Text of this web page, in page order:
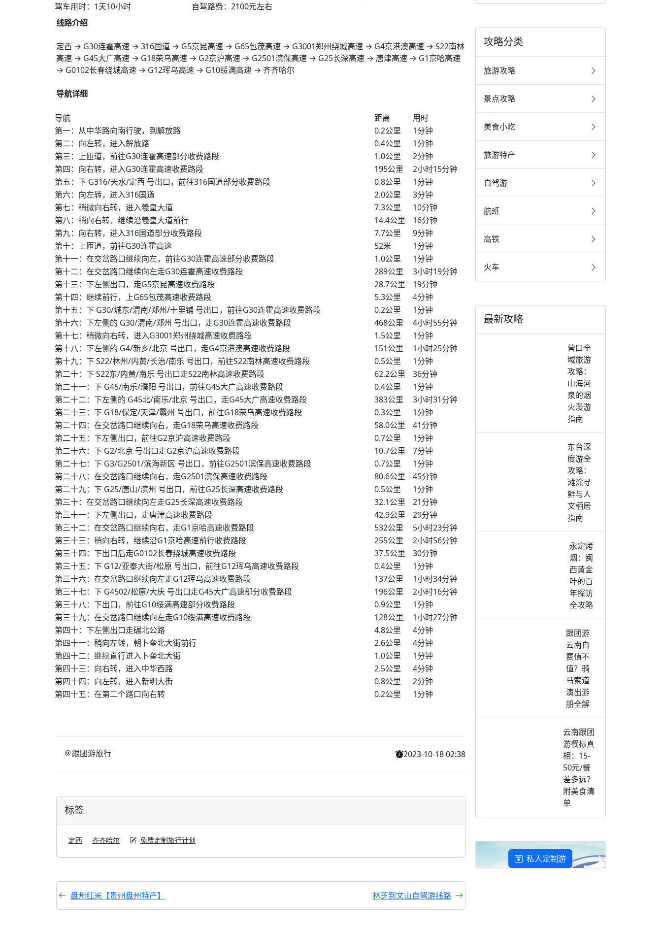
驾车用时：1天10小时
自驾路费：2100元左右
线路介绍
定西 → G30连霍高速 → 316国道 → G5京昆高速 → G65包茂高速 → G3001郑州绕城高速 → G4京港澳高速 → S22南林
高速 → G45大广高速 → G18荣乌高速 → G2京沪高速 → G2501滨保高速 → G25长深高速 → 唐津高速 → G1京哈高速
→ G0102长春绕城高速 → G12珲乌高速 → G10绥满高速 → 齐齐哈尔
导航详细
导航 距离
用时
第一：从中华路向南行驶，到解放路
0.2公里
1分钟
第二：向左转，进入解放路
0.4公里
1分钟
第三：上匝道，前往G30连霍高速部分收费路段
1.0公里
2分钟
第四：向右转，进入G30连霍高速收费路段
195公里
2小时15分钟
第五：下 G316/天水/定西 号出口，前往316国道部分收费路段
0.8公里
1分钟
第六：向左转，进入316国道
2.0公里
3分钟
第七：稍微向右转，进入羲皇大道
7.3公里
10分钟
第八：稍向右转，继续沿羲皇大道前行
14.4公里
16分钟
第九：向右转，进入316国道部分收费路段
7.7公里
9分钟
第十：上匝道，前往G30连霍高速
52米
1分钟
第十一：在交岔路口继续向左，前往G30连霍高速部分收费路段
1.0公里
1分钟
第十二：在交岔路口继续向左走G30连霍高速收费路段
289公里
3小时19分钟
第十三：下左侧出口，走G5京昆高速收费路段
28.7公里
19分钟
第十四：继续前行，上G65包茂高速收费路段
5.3公里
4分钟
第十五：下 G30/城东/渭南/郑州/十里铺 号出口，前往G30连霍高速收费路段
0.2公里
1分钟
第十六：下左侧的 G30/渭南/郑州 号出口，走G30连霍高速收费路段
468公里
4小时55分钟
第十七：稍微向右转，进入G3001郑州绕城高速收费路段
1.5公里
1分钟
第十八：下左侧的 G4/新乡/北京 号出口，走G4京港澳高速收费路段
151公里
1小时25分钟
第十九：下 S22/林州/内黄/长治/南乐 号出口，前往S22南林高速收费路段
0.5公里
1分钟
第二十：下 S22东/内黄/南乐 号出口走S22南林高速收费路段
62.2公里
36分钟
第二十一：下 G45/南乐/濮阳 号出口，前往G45大广高速收费路段
0.4公里
1分钟
第二十二：下左侧的 G45北/南乐/北京 号出口，走G45大广高速收费路段
383公里
3小时31分钟
第二十三：下 G18/保定/天津/霸州 号出口，前往G18荣乌高速收费路段
0.3公里
1分钟
第二十四：在交岔路口继续向右，走G18荣乌高速收费路段
58.0公里
41分钟
第二十五：下左侧出口，前往G2京沪高速收费路段
0.7公里
1分钟
第二十六：下 G2/北京 号出口走G2京沪高速收费路段
10.7公里
7分钟
第二十七：下 G3/G2501/滨海新区 号出口，前往G2501滨保高速收费路段
0.7公里
1分钟
第二十八：在交岔路口继续向右，走G2501滨保高速收费路段
80.6公里
45分钟
第二十九：下 G25/唐山/滨州 号出口，前往G25长深高速收费路段
0.5公里
1分钟
第三十：在交岔路口继续向左走G25长深高速收费路段
32.1公里
21分钟
第三十一：下左侧出口，走唐津高速收费路段
42.9公里
29分钟
第三十二：在交岔路口继续向右，走G1京哈高速收费路段
532公里
5小时23分钟
第三十三：稍向右转，继续沿G1京哈高速前行收费路段
255公里
2小时56分钟
第三十四：下出口后走G0102长春绕城高速收费路段
37.5公里
30分钟
第三十五：下 G12/亚泰大街/松原 号出口，前往G12珲乌高速收费路段
0.4公里
1分钟
第三十六：在交岔路口继续向左走G12珲乌高速收费路段
137公里
1小时34分钟
第三十七：下 G4502/松原/大庆 号出口走G45大广高速部分收费路段
196公里
2小时16分钟
第三十八：下出口，前往G10绥满高速部分收费路段
0.9公里
1分钟
第三十九：在交岔路口继续向左走G10绥满高速收费路段
128公里
1小时27分钟
第四十：下左侧出口走碾北公路
4.8公里
4分钟
第四十一：稍向左转，朝卜奎北大街前行
2.6公里
4分钟
第四十二：继续直行进入卜奎北大街
1.0公里
1分钟
第四十三：向右转，进入中华西路
2.5公里
4分钟
第四十四：向左转，进入新明大街
0.8公里
2分钟
第四十五：在第二个路口向右转
0.2公里 1分钟
跟团游旅行 2023-10-18 02:38
标签
定西 齐齐哈尔 免费定制旅行计划
盘州红米【贵州盘州特产】 林芝到文山自驾游线路
攻略分类
旅游攻略
景点攻略
美食小吃
旅游特产
自驾游
航班
高铁
火车
最新攻略
营口全
域旅游
攻略：
山海河
泉的烟
火漫游
指南
东台深
度游全
攻略：
滩涂寻
鲜与人
文栖居
指南
永定烤
烟：闽
西黄金
叶的百
年探访
全攻略
跟团游
云南自
费值不
值？骑
马索道
演出游
船全解
云南跟团
游餐标真
相：15-
50元/餐
差多远？
附美食清
单
私人定制游